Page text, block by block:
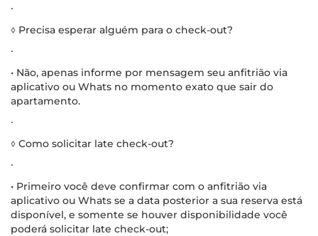
∙
◊ Precisa esperar alguém para o check-out?
∙
• Não, apenas informe por mensagem seu anfitrião via
aplicativo ou Whats no momento exato que sair do
apartamento.
∙
◊ Como solicitar late check-out?
∙
• Primeiro você deve confirmar com o anfitrião via
aplicativo ou Whats se a data posterior a sua reserva está
disponível, e somente se houver disponibilidade você
poderá solicitar late check-out;